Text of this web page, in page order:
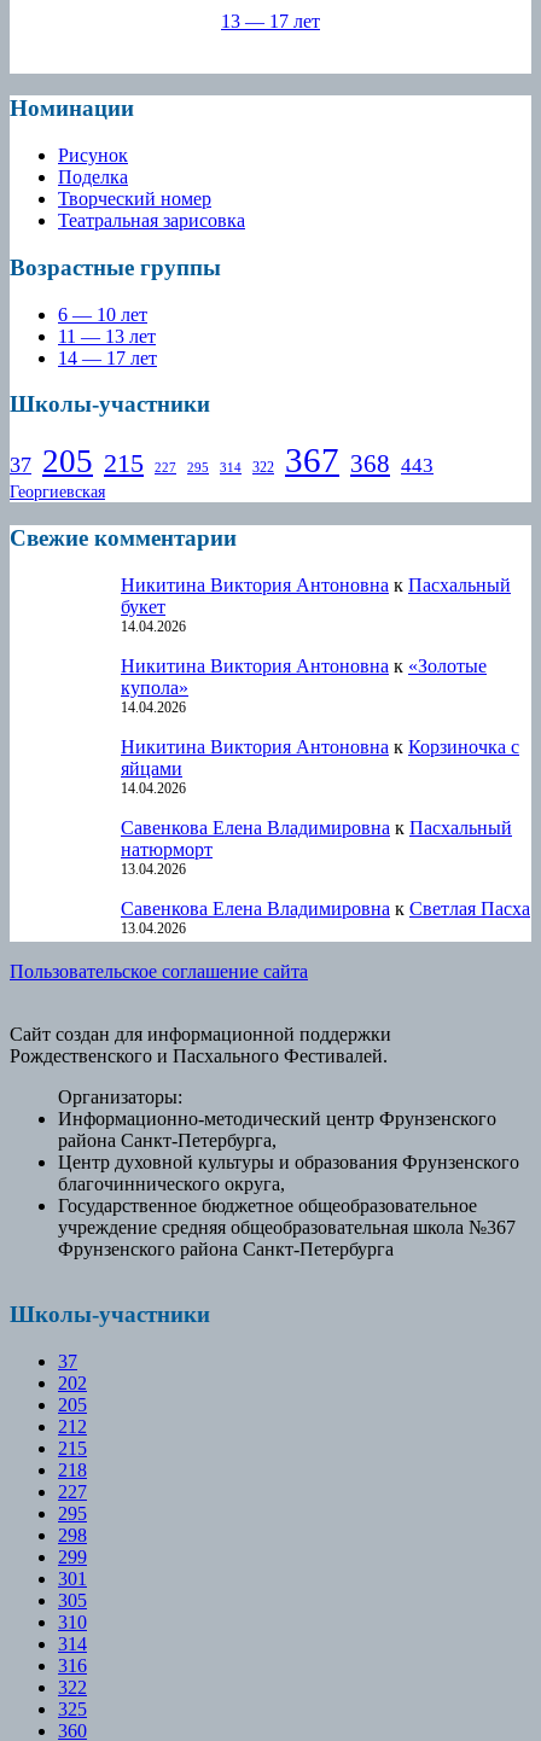
13 — 17 лет
Номинации
Рисунок
Поделка
Творческий номер
Театральная зарисовка
Возрастные группы
6 — 10 лет
11 — 13 лет
14 — 17 лет
Школы-участники
37 205 215 227 295 314 322 367 368 443
Георгиевская
Свежие комментарии
Никитина Виктория Антоновна к Пасхальный
букет
14.04.2026
Никитина Виктория Антоновна к «Золотые
купола»
14.04.2026
Никитина Виктория Антоновна к Корзиночка с
яйцами
14.04.2026
Савенкова Елена Владимировна к Пасхальный
натюрморт
13.04.2026
Савенкова Елена Владимировна к Светлая Пасха
13.04.2026
Пользовательское соглашение сайта
Сайт создан для информационной поддержки
Рождественского и Пасхального Фестивалей.
Организаторы:
Информационно-методический центр Фрунзенского
района Санкт-Петербурга,
Центр духовной культуры и образования Фрунзенского
благочиннического округа,
Государственное бюджетное общеобразовательное
учреждение средняя общеобразовательная школа №367
Фрунзенского района Санкт-Петербурга
Школы-участники
37
202
205
212
215
218
227
295
298
299
301
305
310
314
316
322
325
360